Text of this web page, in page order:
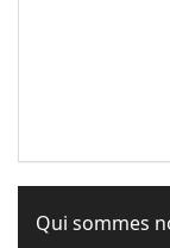
Qui sommes